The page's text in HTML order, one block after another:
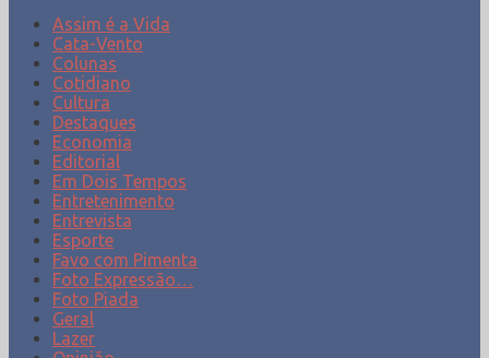
Assim é a Vida
Cata-Vento
Colunas
Cotidiano
Cultura
Destaques
Economia
Editorial
Em Dois Tempos
Entretenimento
Entrevista
Esporte
Favo com Pimenta
Foto Expressão…
Foto Piada
Geral
Lazer